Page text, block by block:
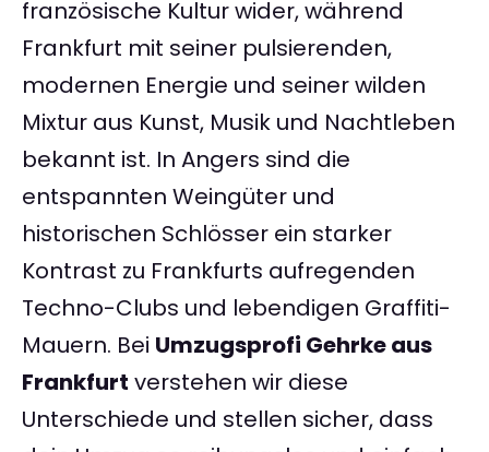
französische Kultur wider, während
Frankfurt mit seiner pulsierenden,
modernen Energie und seiner wilden
Mixtur aus Kunst, Musik und Nachtleben
bekannt ist. In Angers sind die
entspannten Weingüter und
historischen Schlösser ein starker
Kontrast zu Frankfurts aufregenden
Techno-Clubs und lebendigen Graffiti-
Mauern. Bei Umzugsprofi Gehrke aus
Frankfurt verstehen wir diese
Unterschiede und stellen sicher, dass